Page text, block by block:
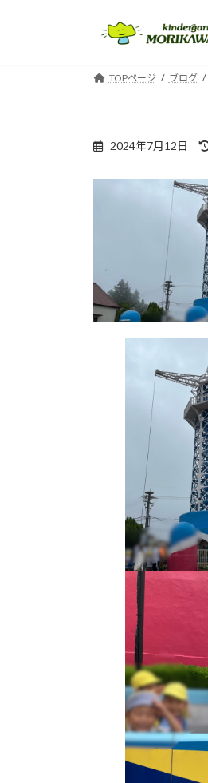
TOPページ ブログ
2024年7月12日